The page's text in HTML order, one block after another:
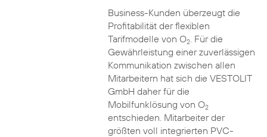
Business-Kunden überzeugt die
Profitabilität der flexiblen
Tarifmodelle von O2. Für die
Gewährleistung einer zuverlässigen
Kommunikation zwischen allen
Mitarbeitern hat sich die VESTOLIT
GmbH daher für die
Mobilfunklösung von O2
entschieden. Mitarbeiter der
größten voll integrierten PVC-